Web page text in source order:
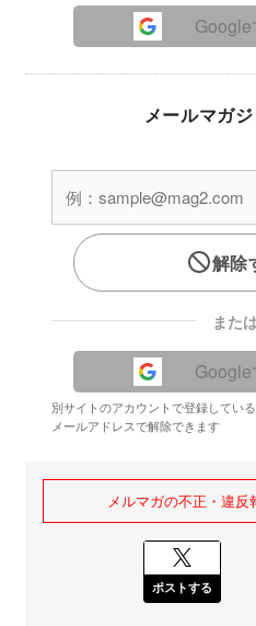
メールマガ
解除
または
別サイトのアカウントで登録してい
メールアドレスで解除できます
メルマガの不正・違
ポストする